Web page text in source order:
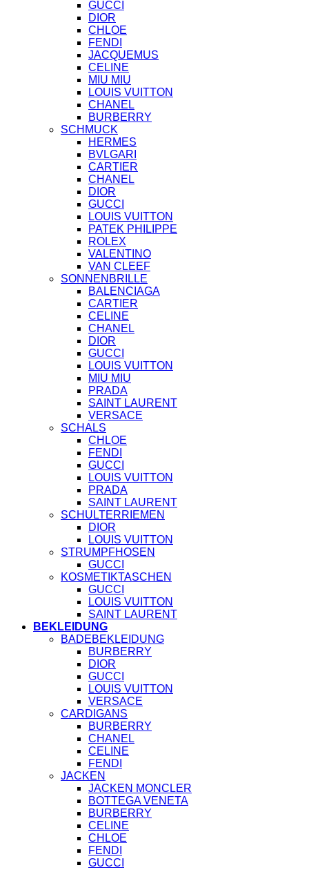
GUCCI
DIOR
CHLOE
FENDI
JACQUEMUS
CELINE
MIU MIU
LOUIS VUITTON
CHANEL
BURBERRY
SCHMUCK
HERMES
BVLGARI
CARTIER
CHANEL
DIOR
GUCCI
LOUIS VUITTON
PATEK PHILIPPE
ROLEX
VALENTINO
VAN CLEEF
SONNENBRILLE
BALENCIAGA
CARTIER
CELINE
CHANEL
DIOR
GUCCI
LOUIS VUITTON
MIU MIU
PRADA
SAINT LAURENT
VERSACE
SCHALS
CHLOE
FENDI
GUCCI
LOUIS VUITTON
PRADA
SAINT LAURENT
SCHULTERRIEMEN
DIOR
LOUIS VUITTON
STRUMPFHOSEN
GUCCI
KOSMETIKTASCHEN
GUCCI
LOUIS VUITTON
SAINT LAURENT
BEKLEIDUNG
BADEBEKLEIDUNG
BURBERRY
DIOR
GUCCI
LOUIS VUITTON
VERSACE
CARDIGANS
BURBERRY
CHANEL
CELINE
FENDI
JACKEN
JACKEN MONCLER
BOTTEGA VENETA
BURBERRY
CELINE
CHLOE
FENDI
GUCCI